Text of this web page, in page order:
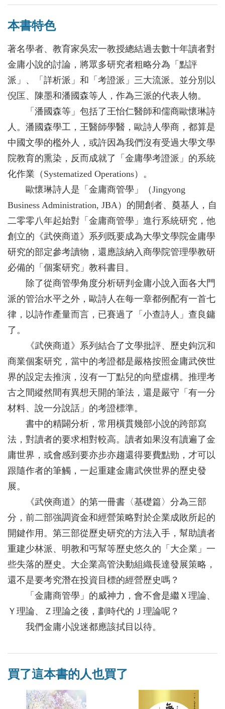
本書特色
著名學者、教育家吳宏一教授總結過去數十年讀者對
金庸小說的討論，將眾多研究者粗略分為「點評
派」、「詳析派」和「考證派」三大流派。並分別以
倪匡、陳墨和潘國森等人，作為三派的代表人物。
「潘國森等」包括了王怡仁醫師和儒商歐懷琳詩
人。潘國森學工，王醫師學醫，歐詩人學商，都算是
中國文學的檻外人，或許因為我們沒有受過大學文學
院教育的熏染，反而成就了「金庸學考證派」的系統
化作業（Systematized Operations）。
歐懷琳詩人是「金庸商管學」（Jingyong
Business Administration, JBA）的開創者、奠基人，自
二零零八年起始對「金庸商管學」進行系統研究，他
創立的《武俠商道》系列既要成為大學文學院金庸學
研究的部定參考讀物，還應該納入商學院管理學教研
必備的「個案研究」教科書目。
除了從商管學角度分析研判金庸小說入面各大門
派的管治水平之外，歐詩人在每一章都例配有一首七
律，以詩作產量而言，已賽過了「小查詩人」查良鏞
了。
《武俠商道》系列結合了文學批評、歷史鉤沉和
商業個案研究，當中的考證都是嚴格按照金庸武俠世
界的設定去推演，沒有一丁點兒的向壁虛構。推理考
古之間縱然間有異想天開的筆法，還是嚴守「有一分
材料、說一分說話」的考證標準。
書中的精闢分析，常用橫貫幾部小說的跨部寫
法，對讀者的要求相對較高。讀者如果沒有讀遍了金
庸世界，或會感到要亦步亦趨還得要費點勁，才可以
跟隨作者的筆觸，一起重建金庸武俠世界的歷史發
展。
《武俠商道》的第一冊書〈基礎篇〉分為三部
分，前二部強調資金和經營策略對於企業成敗所起的
開鍵作用。第三部從歷史研究的方法入手，幫助讀者
重建少林派、明教和丐幫等歷史悠久的「大企業」一
些失落的歷史。大企業高管決動組織長達發展策略，
還不是要考究潛在投資目標的經營歷史嗎？
「金庸商管學」的威神力，會不會是繼Ｘ理論、
Ｙ理論、Ｚ理論之後，劃時代的Ｊ理論呢？
我們金庸小說迷都應該拭目以待。
買了這本書的人也買了